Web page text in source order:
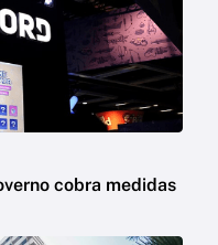
cobra medidas